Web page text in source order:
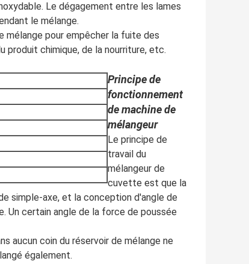
Le dégagement entre les lames
le mélange.
pour empêcher la fuite des
produit chimique, de la nourriture, etc.
Principe de
fonctionnement
de machine de
mélangeur
Le principe de
travail du
mélangeur de
cuvette est que la
simple-axe, et la conception d'angle de
Un certain angle de la force de poussée
aucun coin du réservoir de mélange ne
également.